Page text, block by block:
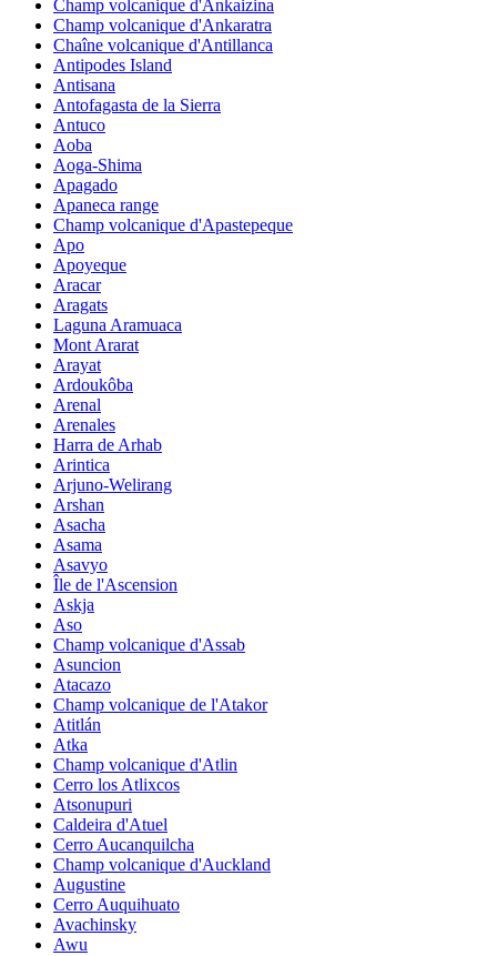
Champ volcanique d'Ankaizina
Champ volcanique d'Ankaratra
Chaîne volcanique d'Antillanca
Antipodes Island
Antisana
Antofagasta de la Sierra
Antuco
Aoba
Aoga-Shima
Apagado
Apaneca range
Champ volcanique d'Apastepeque
Apo
Apoyeque
Aracar
Aragats
Laguna Aramuaca
Mont Ararat
Arayat
Ardoukôba
Arenal
Arenales
Harra de Arhab
Arintica
Arjuno-Welirang
Arshan
Asacha
Asama
Asavyo
Île de l'Ascension
Askja
Aso
Champ volcanique d'Assab
Asuncion
Atacazo
Champ volcanique de l'Atakor
Atitlán
Atka
Champ volcanique d'Atlin
Cerro los Atlixcos
Atsonupuri
Caldeira d'Atuel
Cerro Aucanquilcha
Champ volcanique d'Auckland
Augustine
Cerro Auquihuato
Avachinsky
Awu